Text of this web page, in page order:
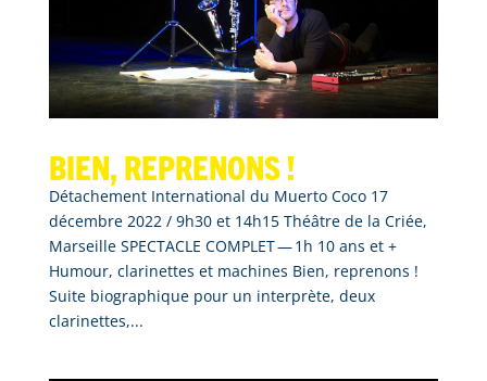
Bien, reprenons !
Détachement International du Muerto Coco 17
décembre 2022 / 9h30 et 14h15 Théâtre de la Criée,
Marseille SPECTACLE COMPLET — 1h 10 ans et +
Humour, clarinettes et machines Bien, reprenons !
Suite biographique pour un interprète, deux
clarinettes,...